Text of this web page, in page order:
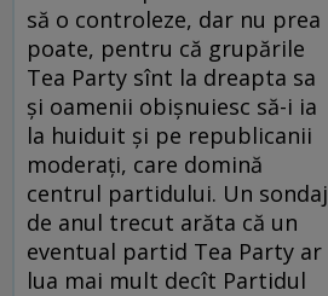
să o controleze, dar nu prea
poate, pentru că grupările
Tea Party sînt la dreapta sa
şi oamenii obişnuiesc să-i ia
la huiduit şi pe republicanii
moderaţi, care domină
centrul partidului. Un sondaj
de anul trecut arăta că un
eventual partid Tea Party ar
lua mai mult decît Partidul